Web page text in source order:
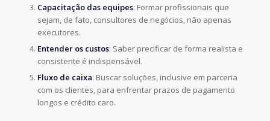
Capacitação das equipes: Formar profissionais que
sejam, de fato, consultores de negócios, não apenas
executores.
Entender os custos: Saber precificar de forma realista e
consistente é indispensável.
Fluxo de caixa: Buscar soluções, inclusive em parceria
com os clientes, para enfrentar prazos de pagamento
longos e crédito caro.